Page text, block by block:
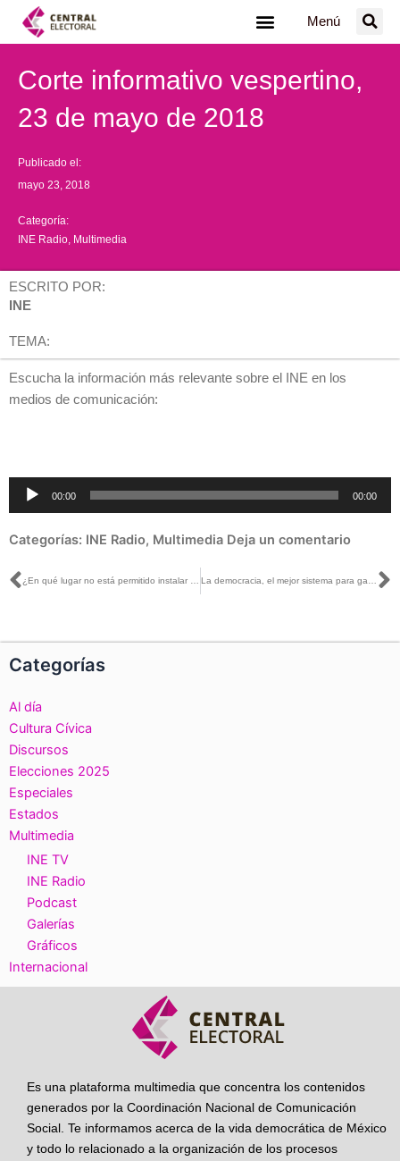
Menú
Corte informativo vespertino,
23 de mayo de 2018
Publicado el:
mayo 23, 2018
Categoría:
INE Radio Multimedia
ESCRITO POR:
INE
TEMA:
Escucha la información más relevante sobre el INE en los
medios de comunicación:
Reproductor
00:00 00:00
Categorías: INE Radio, Multimedia Deja un comentario
Ant
Categorías
Al día
Cultura Cívica
Discursos
Elecciones 2025
Especiales
Estados
Multimedia
INE TV
INE Radio
Podcast
Galerías
Gráficos
Internacional
Es una plataforma multimedia que concentra los contenidos
generados por la Coordinación Nacional de Comunicación
Social. Te informamos acerca de la vida democrática de México
y todo lo relacionado a la organización de los procesos